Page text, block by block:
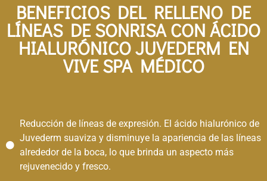
BENEFICIOS DEL RELLENO DE
LÍNEAS DE SONRISA CON ÁCIDO
HIALURÓNICO JUVEDERM EN
VIVE SPA MÉDICO​
Reducción de líneas de expresión. El ácido hialurónico de
Juvederm suaviza y disminuye la apariencia de las líneas
alrededor de la boca, lo que brinda un aspecto más
rejuvenecido y fresco.